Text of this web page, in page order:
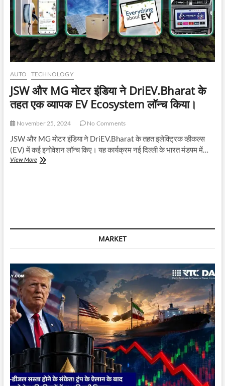
AUTO TECHNOLOGY
JSW और MG मोटर इंडिया ने DriEV.Bharat के
तहत एक व्यापक EV Ecosystem लॉन्च किया।
November 25, 2024 No Comments
JSW और MG मोटर इंडिया ने DriEV.Bharat के तहत इलेक्ट्रिक व्हीकल्स
(EV) में कई इनोवेशन लॉन्च किए। यह कार्यक्रम नई दिल्ली के भारत मंडपम में…
View MoreJSW
तहत
व्यापक
Ecosystem
लॉन्च
किया।
MARKET